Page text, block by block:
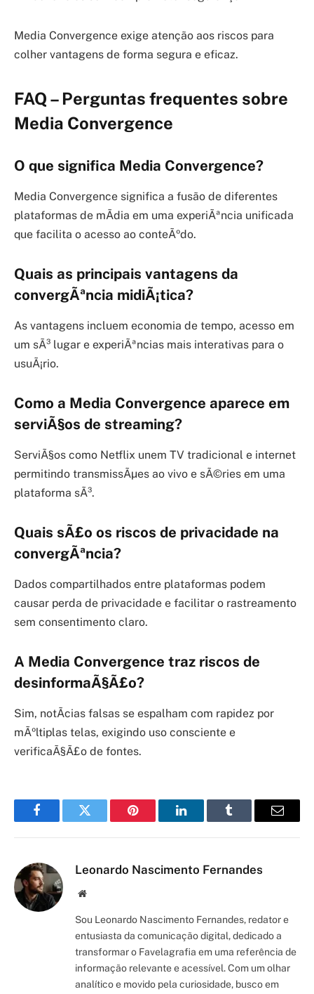
Media Convergence exige atenção aos riscos para
colher vantagens de forma segura e eficaz.
FAQ – Perguntas frequentes sobre
Media Convergence
O que significa Media Convergence?
Media Convergence significa a fusão de diferentes
plataformas de mÃ­dia em uma experiÃªncia unificada
que facilita o acesso ao conteÃºdo.
Quais as principais vantagens da
convergÃªncia midiÃ¡tica?
As vantagens incluem economia de tempo, acesso em
um sÃ³ lugar e experiÃªncias mais interativas para o
usuÃ¡rio.
Como a Media Convergence aparece em
serviÃ§os de streaming?
ServiÃ§os como Netflix unem TV tradicional e internet
permitindo transmissÃµes ao vivo e sÃ©ries em uma
plataforma sÃ³.
Quais sÃ£o os riscos de privacidade na
convergÃªncia?
Dados compartilhados entre plataformas podem
causar perda de privacidade e facilitar o rastreamento
sem consentimento claro.
A Media Convergence traz riscos de
desinformaÃ§Ã£o?
Sim, notÃ­cias falsas se espalham com rapidez por
mÃºltiplas telas, exigindo uso consciente e
verificaÃ§Ã£o de fontes.
FacebookTwitter Pinterest LinkedInTumblr Email
Leonardo Nascimento Fernandes
Site/Blog
Sou Leonardo Nascimento Fernandes, redator e
entusiasta da comunicação digital, dedicado a
transformar o Favelagrafia em uma referência de
informação relevante e acessível. Com um olhar
analítico e movido pela curiosidade, busco em